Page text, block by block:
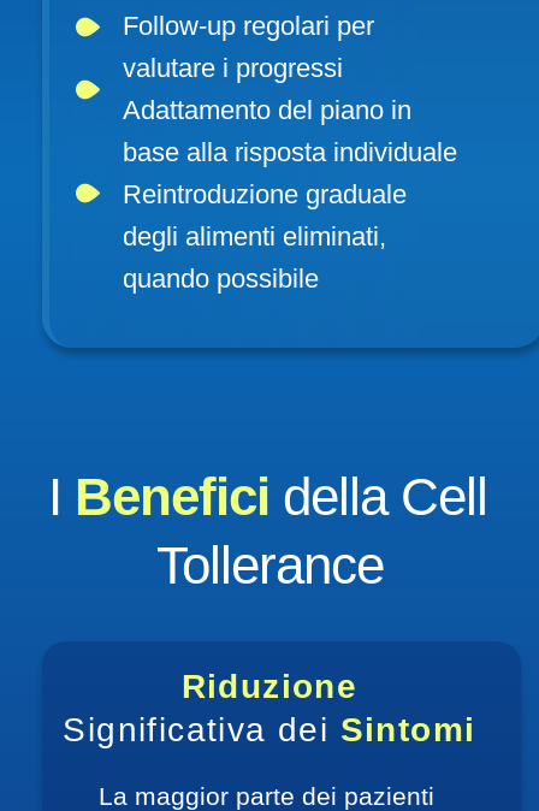
Follow-up regolari per
valutare i progressi
Adattamento del piano in
base alla risposta individuale
Reintroduzione graduale
degli alimenti eliminati,
quando possibile
I Benefici della Cell
Tollerance
Riduzione
Significativa dei Sintomi
La maggior parte dei pazienti